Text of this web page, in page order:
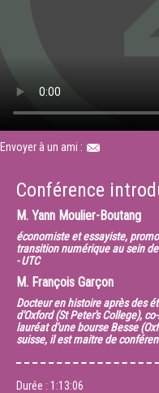
Envoyer à un ami :
Conférence
M. Yann Moulier-Boutang
économiste et essayiste,
transition numérique au sein
- UTC
M. François Garçon
Docteur en histoire après des
d'Oxford (St Peter's College),
lauréat d'une bourse Besse
suisse, il est maitre de
Durée : 1:13:06